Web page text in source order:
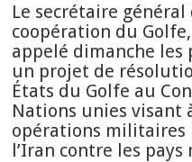
Le secrétaire général
coopération du
appelé dimanche les
un projet de
États du Golfe au
Nations unies visant
opérations militaires
l’Iran contre les